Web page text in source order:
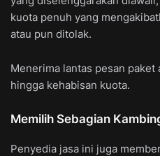
kuota penuh yang
atau pun ditolak.
Menerima lantas pesan paket
hingga kehabisan kuota.
Memilih Sebagian
Penyedia jasa ini juga